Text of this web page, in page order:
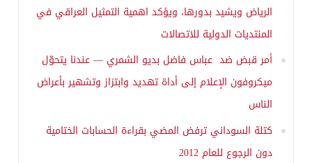
الرياض ويشيد بدورها، ويؤكد اهمية التمثيل العراقي في
المنتديات الدولية للاتصالات
أمر قبض ضد عباس فاضل بديو الشمري — عندنا يتحوّل
ميكروفون الإعلام إلى أداة تهديد وابتزاز وتشهير بأعراض
الناس
كتلة السوداني ترفض المضي بقراءة الحسابات الختامية
دون الرجوع للعام 2012